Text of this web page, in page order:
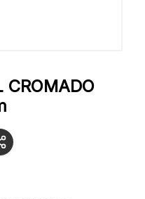
CROMADO